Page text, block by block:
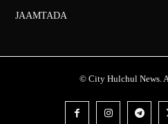
JAAMTADA
© City Hulchul News.